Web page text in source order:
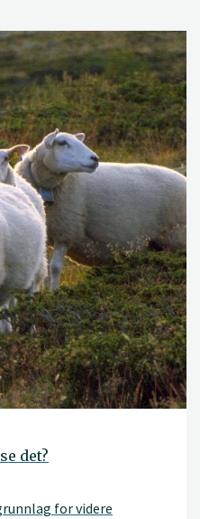
det?
for videre